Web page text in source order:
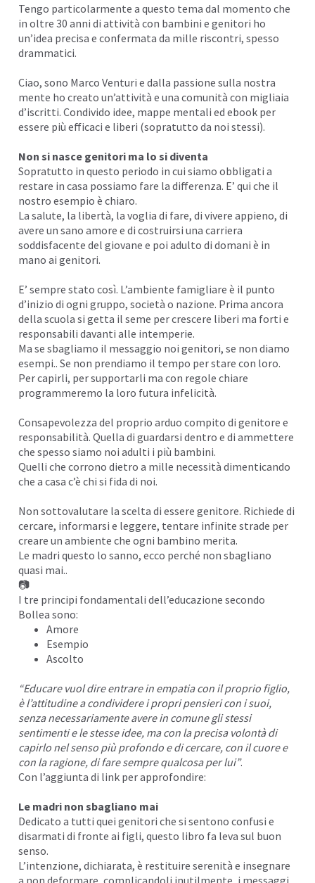
Tengo particolarmente a questo tema dal momento che
in oltre 30 anni di attività con bambini e genitori ho
un’idea precisa e confermata da mille riscontri, spesso
drammatici.
Ciao, sono Marco Venturi e dalla passione sulla nostra
mente ho creato un’attività e una comunità con migliaia
d’iscritti. Condivido idee, mappe mentali ed ebook per
essere più efficaci e liberi (sopratutto da noi stessi).
Non si nasce genitori ma lo si diventa
Sopratutto in questo periodo in cui siamo obbligati a
restare in casa possiamo fare la differenza. E’ qui che il
nostro esempio è chiaro.
La salute, la libertà, la voglia di fare, di vivere appieno, di
avere un sano amore e di costruirsi una carriera
soddisfacente del giovane e poi adulto di domani è in
mano ai genitori.
E’ sempre stato così. L’ambiente famigliare è il punto
d’inizio di ogni gruppo, società o nazione. Prima ancora
della scuola si getta il seme per crescere liberi ma forti e
responsabili davanti alle intemperie.
Ma se sbagliamo il messaggio noi genitori, se non diamo
esempi.. Se non prendiamo il tempo per stare con loro.
Per capirli, per supportarli ma con regole chiare
programmeremo la loro futura infelicità.
Consapevolezza del proprio arduo compito di genitore e
responsabilità. Quella di guardarsi dentro e di ammettere
che spesso siamo noi adulti i più bambini.
Quelli che corrono dietro a mille necessità dimenticando
che a casa c’è chi si fida di noi.
Non sottovalutare la scelta di essere genitore. Richiede di
cercare, informarsi e leggere, tentare infinite strade per
creare un ambiente che ogni bambino merita.
Le madri questo lo sanno, ecco perché non sbagliano
quasi mai..
📷
I tre principi fondamentali dell’educazione secondo
Bollea sono:
Amore
Esempio
Ascolto
“Educare vuol dire entrare in empatia con il proprio figlio,
è l’attitudine a condividere i propri pensieri con i suoi,
senza necessariamente avere in comune gli stessi
sentimenti e le stesse idee, ma con la precisa volontà di
capirlo nel senso più profondo e di cercare, con il cuore e
con la ragione, di fare sempre qualcosa per lui”.
Con l’aggiunta di link per approfondire:
Le madri non sbagliano mai
Dedicato a tutti quei genitori che si sentono confusi e
disarmati di fronte ai figli, questo libro fa leva sul buon
senso.
L’intenzione, dichiarata, è restituire serenità e insegnare
a non deformare, complicandoli inutilmente, i messaggi,